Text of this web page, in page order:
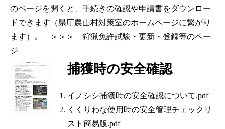
のページを開くと、手続きの確認や申請書をダウンロー
ドできます（県庁農山村対策室のホームページに繋がり
ます）。 ＞＞＞ 狩猟免許試験・更新・登録等のペー
ジ
捕獲時の安全確認
イノシシ捕獲時の安全確認について.pdf
くくりわな使用時の安全管理チェックリ
スト簡易版.pdf